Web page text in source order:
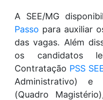
A SEE/MG
Passo para auxiliar
das vagas. Além
os candidatos
Contratação PSS
Administrativo) e
(Quadro